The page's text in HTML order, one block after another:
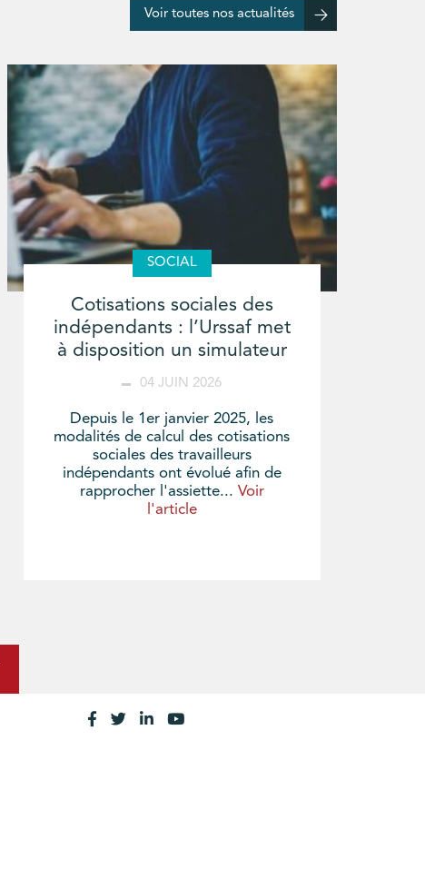
Voir toutes nos actualités
SOCIAL
Cotisations sociales des
indépendants : l’Urssaf met
à disposition un simulateur
04 JUIN 2026
Depuis le 1er janvier 2025, les
modalités de calcul des cotisations
sociales des travailleurs
indépendants ont évolué afin de
rapprocher l'assiette... Voir
l'article